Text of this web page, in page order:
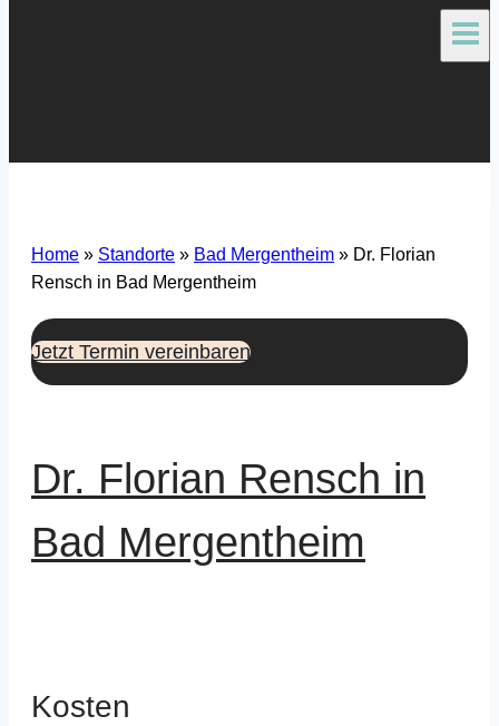
Home » Standorte » Bad Mergentheim » Dr. Florian
Rensch in Bad Mergentheim
Jetzt Termin vereinbaren
Dr. Florian Rensch in
Bad Mergentheim
Kosten